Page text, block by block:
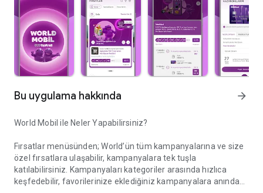
Bu uygulama hakkında arrow_forward
World Mobil ile Neler Yapabilirsiniz?
Fırsatlar menüsünden; World’ün tüm kampanyalarına ve size
özel fırsatlara ulaşabilir, kampanyalara tek tuşla
katılabilirsiniz. Kampanyaları kategoriler arasında hızlıca
keşfedebilir, favorilerinize eklediğiniz kampanyalara anında